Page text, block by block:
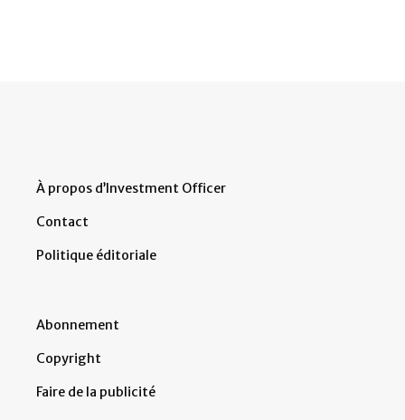
À propos d’Investment Officer
Contact
Politique éditoriale
Abonnement
Copyright
Faire de la publicité